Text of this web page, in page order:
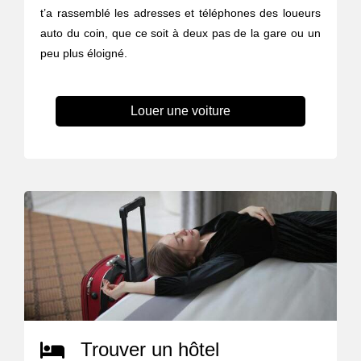
t’a rassemblé les adresses et téléphones des loueurs
auto du coin, que ce soit à deux pas de la gare ou un
peu plus éloigné.
Louer une voiture
Trouver un hôtel